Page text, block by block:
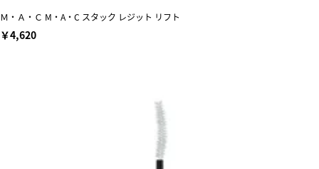
Ｍ・Ａ・Ｃ M・A・C スタック レジット リフト
￥4,620